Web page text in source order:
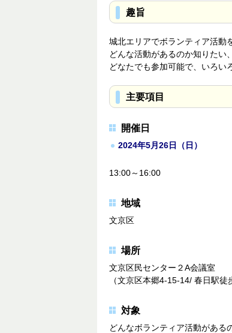
趣旨
城北エリアでボランティア活動
どんな活動があるのか知りたい
どなたでも参加可能で、いろい
主要項目
開催日
2024年5月26日（日）
13:00～16:00
地域
文京区
場所
文京区民センター２A会議室
（文京区本郷4-15-14/ 春日駅
対象
どんなボランティア活動がある